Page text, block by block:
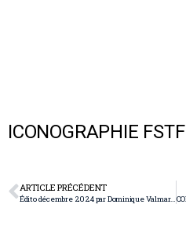
ICONOGRAPHIE FSTF
ARTICLE PRÉCÉDENT
Édito décembre 2024 par Dominique Valmary ! Suerte a todos !